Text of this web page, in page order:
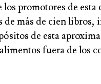
los promotores de
de más de cien
de esta
fuera de los